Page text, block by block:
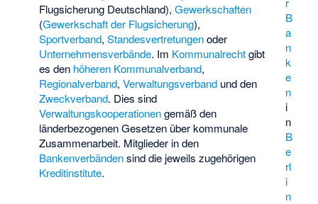
B
a
n
k
e
n
i
n
B
e
rl
i
n
Flugsicherung Deutschland), Gewerkschaften
(Gewerkschaft der Flugsicherung),
Sportverband, Standesvertretungenoder
Unternehmensverbände. Im Kommunalrechtgibt
es den höheren Kommunalverband,
Regionalverband, Verwaltungsverbandund den
Zweckverband. Dies sind
Verwaltungskooperationengemäß den
länderbezogenen Gesetzen über kommunale
Zusammenarbeit. Mitglieder in den
Bankenverbändensind die jeweils zugehörigen
Kreditinstitute.